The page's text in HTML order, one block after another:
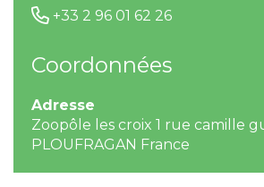
+33 2 96 01 62 26
Coordonnées
Adresse
Zoopôle les croix 1 rue camille
PLOUFRAGAN France